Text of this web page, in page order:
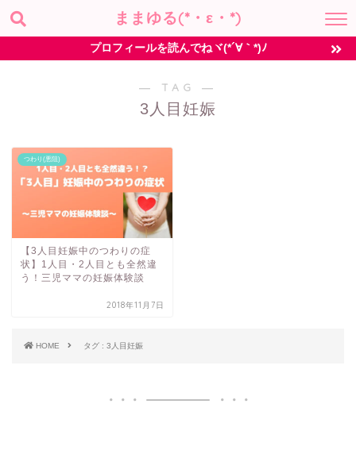
ままゆる(*・ε・*)
プロフィールを読んでねヾ(*´∀｀*)ﾉ
― TAG ―
3人目妊娠
つわり(悪阻)
【3人目妊娠中のつわりの症
状】1人目・2人目とも全然違
う！三児ママの妊娠体験談
2018年11月7日
HOME タグ : 3人目妊娠